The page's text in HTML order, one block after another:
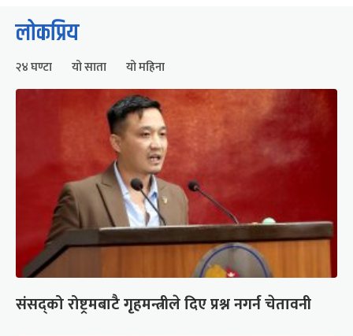
लोकप्रिय
२४ घण्टा यो साता यो महिना
संसद्को रोष्ट्रमबाटै गृहमन्त्रीले दिए प्रश्न नगर्न चेतावनी